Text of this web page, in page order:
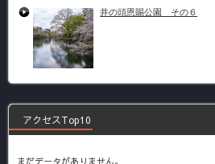
井の頭恩賜公園 その６
アクセスTop10
まだデータがありません。